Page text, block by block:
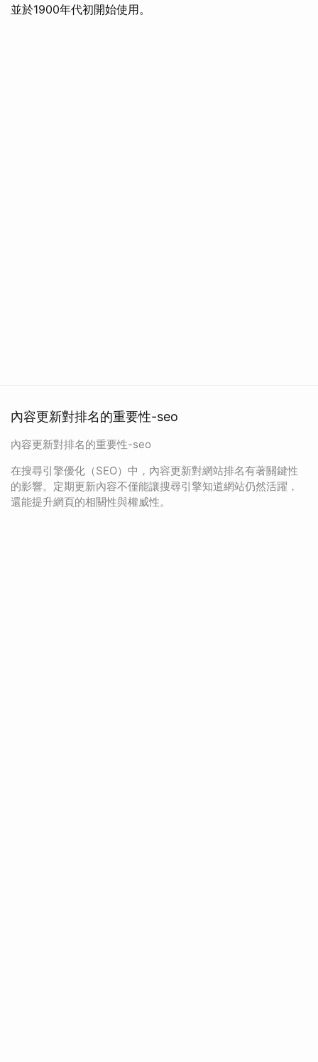
並於1900年代初開始使用。
內容更新對排名的重要性-seo
內容更新對排名的重要性-seo
在搜尋引擎優化（SEO）中，內容更新對網站排名有著關鍵性
的影響。定期更新內容不僅能讓搜尋引擎知道網站仍然活躍，
還能提升網頁的相關性與權威性。